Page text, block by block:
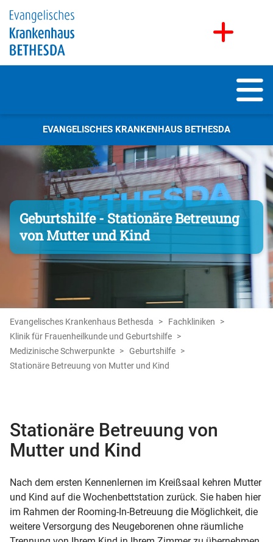
EVANGELISCHES KRANKENHAUS BETHESDA
Geburtshilfe - Stationäre Betreuung
von Mutter und Kind
Evangelisches Krankenhaus Bethesda
Fachkliniken
Klinik für Frauenheilkunde und Geburtshilfe
Medizinische Schwerpunkte
Geburtshilfe
Stationäre Betreuung von Mutter und Kind
Stationäre Betreuung von
Mutter und Kind
Nach dem ersten Kennenlernen im Kreißsaal kehren Mutter
und Kind auf die Wochenbettstation zurück. Sie haben hier
im Rahmen der Rooming-In-Betreuung die Möglichkeit, die
weitere Versorgung des Neugeborenen ohne räumliche